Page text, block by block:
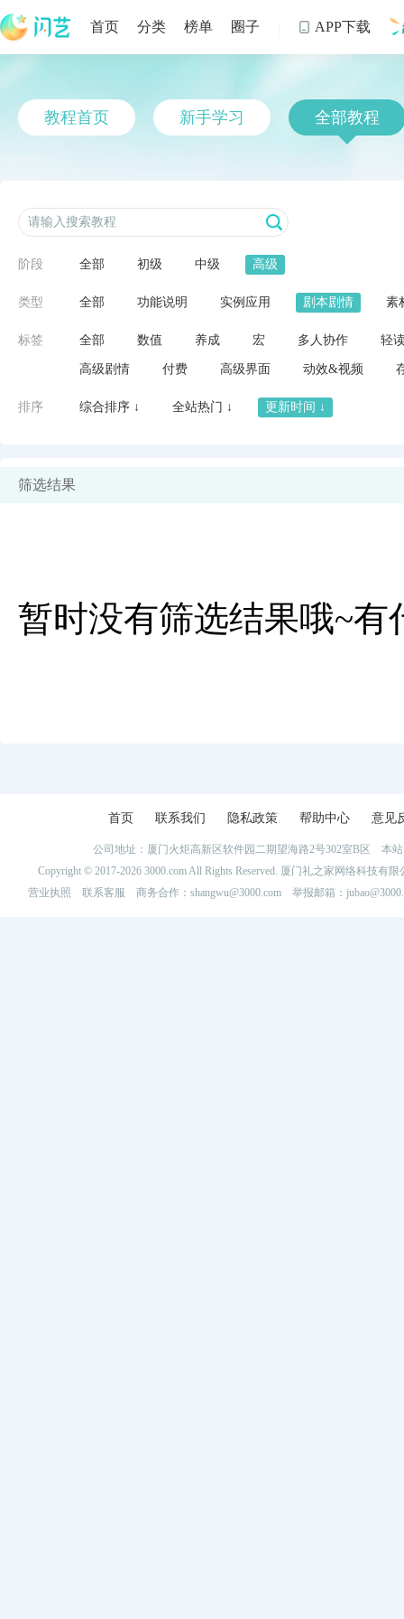
首页 分类 榜单 圈子  APP下载
教程首页 新手学习 全部教程
阶段 全部 初级 中级 高级
类型 全部 功能说明 实例应用 剧本剧情 素
标签 全部 数值 养成 宏 多人协作 轻
高级剧情 付费 高级界面 动效&视频
排序 综合排序 ↓ 全站热门 ↓ 更新时间 ↓
筛选结果
暂时没有筛选结果哦~
首页 联系我们 隐私政策 帮助中心 意见
公司地址：厦门火炬高新区软件园二期望海路2号302室B区 本
Copyright © 2017-2026 3000.com All Rights Reserved. 厦门礼之家网络科技
营业执照
联系客服 商务合作：shangwu@3000.com 举报邮箱：